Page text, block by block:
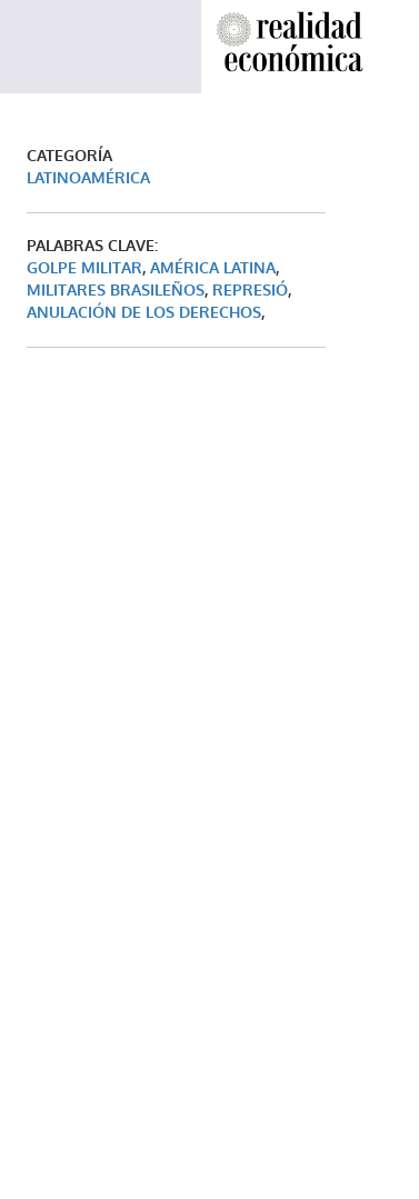
CATEGORÍA
LATINOAMÉRICA
PALABRAS CLAVE:
GOLPE MILITAR, AMÉRICA LATINA,
MILITARES BRASILEÑOS, REPRESIÓ,
ANULACIÓN DE LOS DERECHOS,